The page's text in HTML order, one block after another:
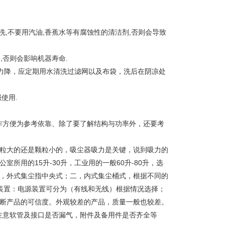
,不要用汽油,香蕉水等有腐蚀性的清洁剂,否则会导致
则会影响机器寿命.
，应定期用水清洗过滤网以及布袋，洗后在阴凉处
用.
便为参考依靠、除了要了解结构与功率外，还要考
大的还是颗粒小的，吸尘器吸力是关键，说到吸力的
室所用的15升-30升，工业用的一般60升-80升，选
外式集尘指中央式；二，内式集尘桶式，根据不同的
：电源装置可分为（有线和无线）根据情况选择；
品的可信度。外观较差的产品，质量一般也较差。
软管及接口是否漏气，附件及备用件是否齐全等